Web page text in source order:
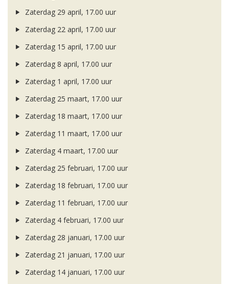
Zaterdag 29 april, 17.00 uur
Zaterdag 22 april, 17.00 uur
Zaterdag 15 april, 17.00 uur
Zaterdag 8 april, 17.00 uur
Zaterdag 1 april, 17.00 uur
Zaterdag 25 maart, 17.00 uur
Zaterdag 18 maart, 17.00 uur
Zaterdag 11 maart, 17.00 uur
Zaterdag 4 maart, 17.00 uur
Zaterdag 25 februari, 17.00 uur
Zaterdag 18 februari, 17.00 uur
Zaterdag 11 februari, 17.00 uur
Zaterdag 4 februari, 17.00 uur
Zaterdag 28 januari, 17.00 uur
Zaterdag 21 januari, 17.00 uur
Zaterdag 14 januari, 17.00 uur